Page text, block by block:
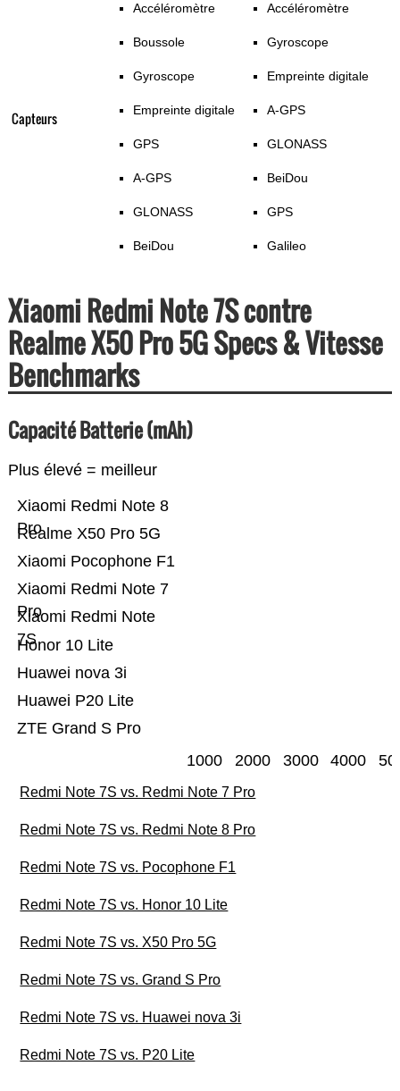
Capteurs
Accéléromètre
Boussole
Gyroscope
Empreinte digitale
GPS
A-GPS
GLONASS
BeiDou
Accéléromètre
Gyroscope
Empreinte digitale
A-GPS
GLONASS
BeiDou
GPS
Galileo
Xiaomi Redmi Note 7S contre
Realme X50 Pro 5G Specs & Vitesse
Benchmarks
Capacité Batterie (mAh)
Plus élevé = meilleur
ZTE Grand S Pro
Huawei P20 Lite
Huawei nova 3i
Honor 10 Lite
Xiaomi Redmi Note
7S
Xiaomi Redmi Note 7
Pro
Xiaomi Pocophone F1
Realme X50 Pro 5G
Xiaomi Redmi Note 8
Pro
1000 2000 3000 4000
Redmi Note 7S vs. Redmi Note 7 Pro
Redmi Note 7S vs. Redmi Note 8 Pro
Redmi Note 7S vs. Pocophone F1
Redmi Note 7S vs. Honor 10 Lite
Redmi Note 7S vs. X50 Pro 5G
Redmi Note 7S vs. Grand S Pro
Redmi Note 7S vs. Huawei nova 3i
Redmi Note 7S vs. P20 Lite